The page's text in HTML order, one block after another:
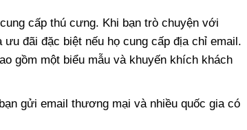
cấp thú cưng. Khi bạn trò chuyện với
đãi đặc biệt nếu họ cung cấp địa chỉ email.
gồm một biểu mẫu và khuyến khích khách
gửi email thương mại và nhiều quốc gia có